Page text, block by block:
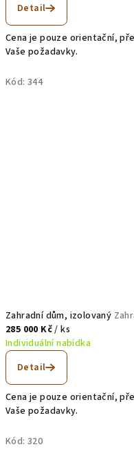
Detail
Cena je pouze orientační,
Vaše požadavky.
Kód: 344
Zahradní dům, izolovaný
285 000 Kč/ ks
Individuální nabídka
Detail
Cena je pouze orientační,
Vaše požadavky.
Kód: 320